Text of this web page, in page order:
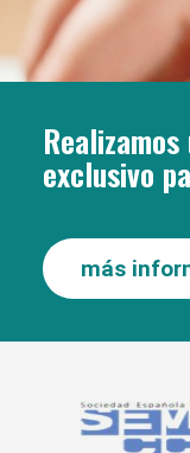
exclusivo
más